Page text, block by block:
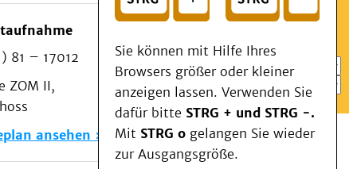
oder
Wählen Sie ein Thema für Ihren Schnelleinstieg
81 – 17012
ZOM II,
ansehen
Sie können mit Hilfe Ihres
Browsers größer oder kleiner
anzeigen lassen. Verwenden Sie
dafür bitte STRG + und STRG -.
Mit STRG o gelangen Sie wieder
zur Ausgangsgröße.
Patienten & Besucher
Kliniken/Institute/Zentren
Als Patient am UKD
Beratung und Unterstützung
Veranstaltungen
Kommunikation im Medizinwesen (KIM)
Notfall
Forschung & Lehre